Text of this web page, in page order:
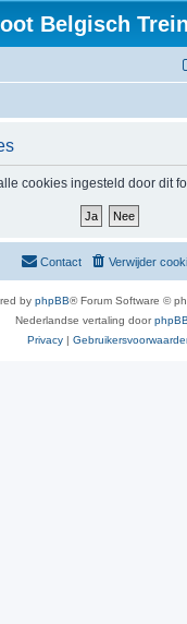
Belgisch
cookies ingesteld door dit
Verwijder
Contact
by phpBB® Forum Software ©
Nederlandse vertaling door
Privacy |